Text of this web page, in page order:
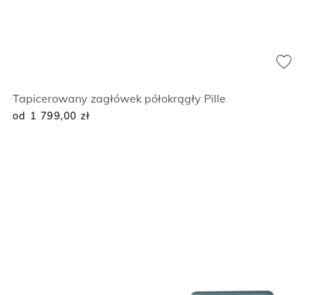
Tapicerowany zagłówek półokrągły Pille
od 1 799,00 zł